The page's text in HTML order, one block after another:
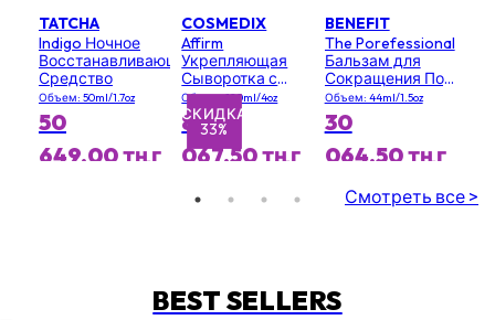
TATCHA
Indigo Ночное
Восстанавливающее
Средство
Объем: 50ml/1.7oz
50
649,00 тңг
СКИДКА
33%
COSMEDIX
Affirm
Укрепляющая
Сыворотка с
Антиоксидантами
(Салонный
Размер)
Объем: 120ml/4oz
82
067,50 тңг
BENEFIT
The Porefessional
Бальзам для
Сокращения Пор
(Большой
Размер)
Объем: 44ml/1.5oz
30
064,50 тңг
Смотреть все >
BEST SELLERS